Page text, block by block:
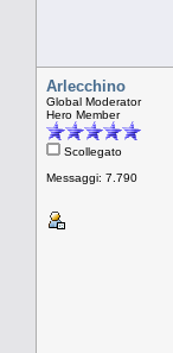
Arlecchino
Global Moderator
Hero Member
Scollegato
Messaggi: 7.790